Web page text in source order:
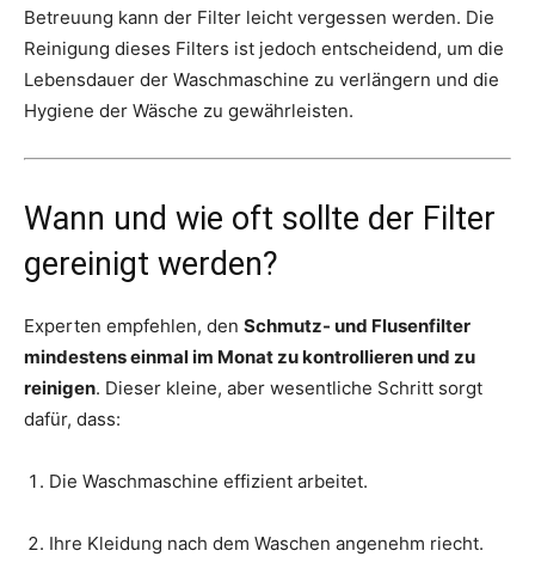
Betreuung kann der Filter leicht vergessen werden. Die
Reinigung dieses Filters ist jedoch entscheidend, um die
Lebensdauer der Waschmaschine zu verlängern und die
Hygiene der Wäsche zu gewährleisten.
Wann und wie oft sollte der Filter
gereinigt werden?
Experten empfehlen, den Schmutz- und Flusenfilter
mindestens einmal im Monat zu kontrollieren und zu
reinigen. Dieser kleine, aber wesentliche Schritt sorgt
dafür, dass:
Die Waschmaschine effizient arbeitet.
Ihre Kleidung nach dem Waschen angenehm riecht.